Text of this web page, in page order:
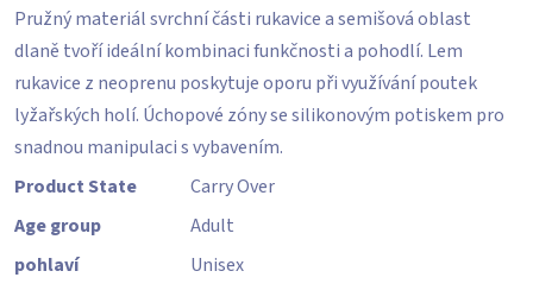
Pružný materiál svrchní části rukavice a semišová oblast
dlaně tvoří ideální kombinaci funkčnosti a pohodlí. Lem
rukavice z neoprenu poskytuje oporu při využívání poutek
lyžařských holí. Úchopové zóny se silikonovým potiskem pro
snadnou manipulaci s vybavením.
Product State
Carry Over
Age group
Adult
pohlaví
Unisex